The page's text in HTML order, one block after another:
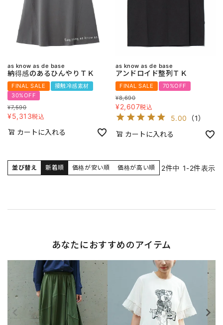
as know as de base
納得感のあるひんやりＴＫ
FINAL SALE
接触冷感素材
30%OFF
¥7,590
¥5,313税込
カートに入れる
as know as de base
アンドロイド整列ＴＫ
FINAL SALE
70%OFF
¥8,690
¥2,607税込
5.00 （1）
カートに入れる
並び替え 新着順 価格が安い順 価格が高い順 2件中 1-2件表示
あなたにおすすめのアイテム